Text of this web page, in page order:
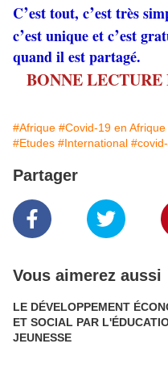
C’est tout, c’est très
c’est unique et c’est
quand il est partagé.
BONNE
#Afrique #Covid-19 en Afrique
#Etudes #International
Partager
Vous aimerez aussi
LE DÉVELOPPEMENT
ET SOCIAL PAR
JEUNESSE